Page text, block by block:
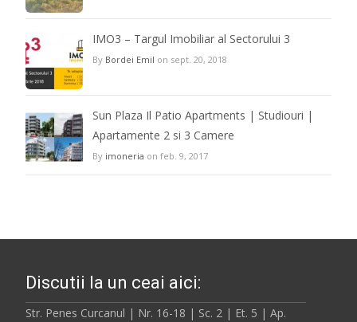
IMO3 – Targul Imobiliar al Sectorului 3
By Bordei Emil on sept. 20, 2018
Sun Plaza Il Patio Apartments | Studiouri |
Apartamente 2 si 3 Camere
By imoneria on feb. 9, 2017
Discutii la un ceai aici:
Str. Penes Curcanul | Nr. 16-18 | Sc. 2 | Et. 5 | Ap.